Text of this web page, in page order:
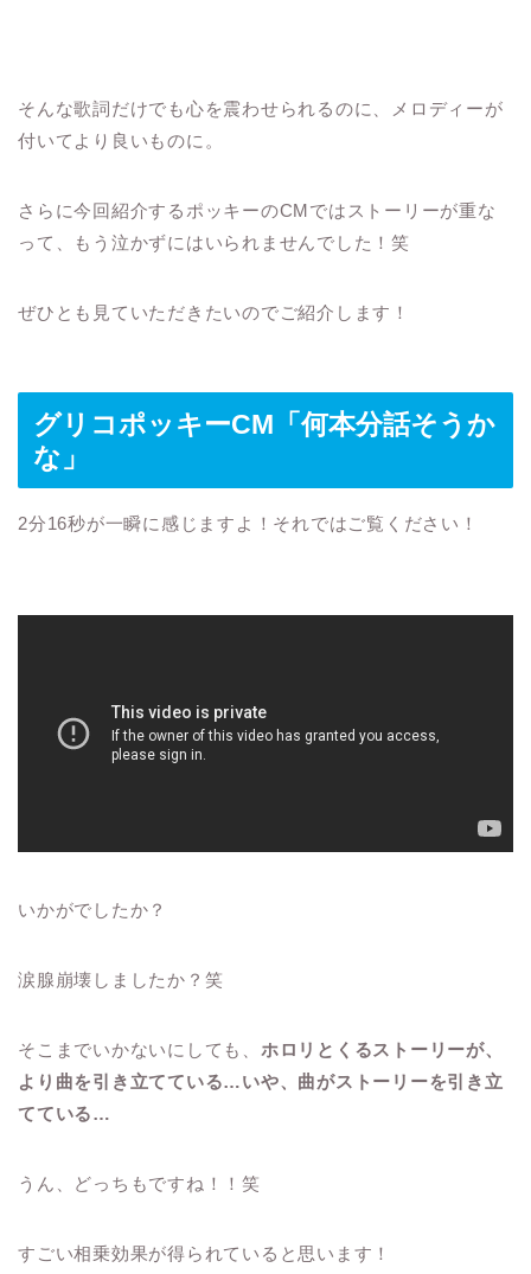
そんな歌詞だけでも心を震わせられるのに、メロディーが
付いてより良いものに。
さらに今回紹介するポッキーのCMではストーリーが重な
って、もう泣かずにはいられませんでした！笑
ぜひとも見ていただきたいのでご紹介します！
グリコポッキーCM「何本分話そうか
な」
2分16秒が一瞬に感じますよ！それではご覧ください！
いかがでしたか？
涙腺崩壊しましたか？笑
そこまでいかないにしても、 ホロリとくるストーリーが、
より曲を引き立てている…いや、曲がストーリーを引き立
てている…
うん、どっちもですね！！笑
すごい相乗効果が得られていると思います！